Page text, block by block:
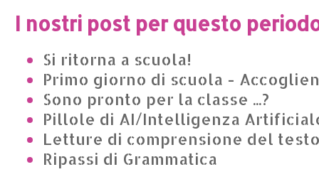
I nostri post per questo
Si ritorna a scuola!
Primo giorno di scuola -
Sono pronto per la classe ...?
Pillole di AI/Intelligenza
Letture di comprensione del
Ripassi di Grammatica